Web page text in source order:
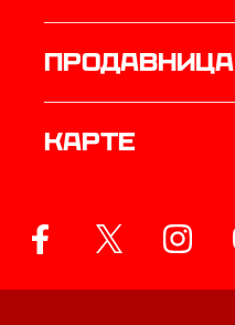
продавница
Карте